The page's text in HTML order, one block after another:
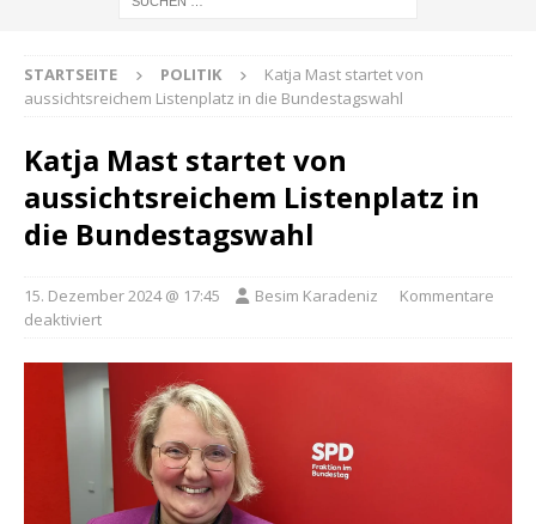
STARTSEITE POLITIK
Katja Mast startet von
aussichtsreichem Listenplatz in die Bundestagswahl
Katja Mast startet von
aussichtsreichem Listenplatz in
die Bundestagswahl
15. Dezember 2024 @ 17:45 Besim Karadeniz
Kommentare
deaktiviert